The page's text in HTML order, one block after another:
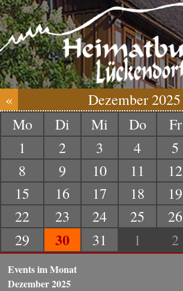
« Dezember 2025
Mo
Di Mi Do Fr
1
2 3 4 5
8
9 10 11 12
15
16 17 18 19
22
23 24 25 26
29
30 31 1 2
Events im Monat
Dezember 2025